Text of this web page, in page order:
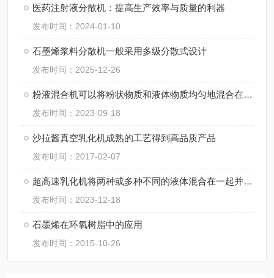
医药注射液分散机：提高生产效率与质量的利器
发布时间：2024-01-10
石墨烯浆料分散机一般采用多级分散式设计
发布时间：2025-12-26
粉液混合机可以将粉状物质和液体物质均匀地混合在一起
发布时间：2023-09-18
沙拉酱真空乳化机成熟的工艺得到高品质产品
发布时间：2017-02-07
超高速乳化机将两种或多种不同的液体混合在一起并形成稳定的乳液
发布时间：2023-12-18
石墨烯在环氧树脂中的应用
发布时间：2015-10-26